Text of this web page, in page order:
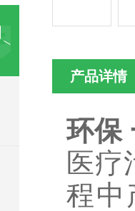
产品详情
环保
医疗
程中